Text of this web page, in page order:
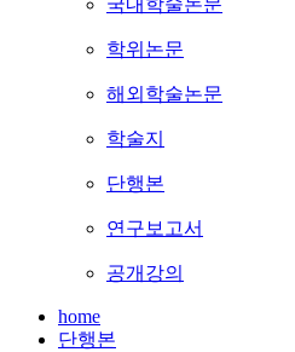
국내학술논문
학위논문
해외학술논문
학술지
단행본
연구보고서
공개강의
home
단행본